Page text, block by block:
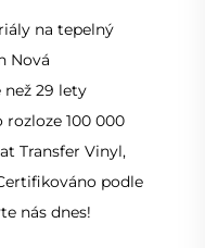
na tepelný
Nová
než 29 lety
rozloze 100 000
Transfer Vinyl,
podle
nás dnes!